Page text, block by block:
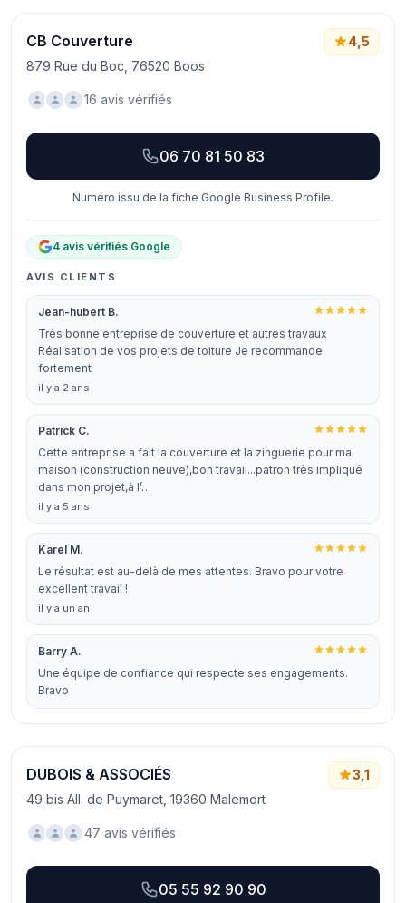
CB Couverture
879 Rue du Boc, 76520 Boos
4,5
16 avis vérifiés
06 70 81 50 83
Numéro issu de la fiche Google Business Profile.
4 avis vérifiés Google
AVIS CLIENTS
Jean-hubert B.
Très bonne entreprise de couverture et autres travaux
Réalisation de vos projets de toiture Je recommande
fortement
il y a 2 ans
Patrick C.
Cette entreprise a fait la couverture et la zinguerie pour ma
maison (construction neuve),bon travail...patron très impliqué
dans mon projet,à l’…
il y a 5 ans
Karel M.
Le résultat est au-delà de mes attentes. Bravo pour votre
excellent travail !
il y a un an
Barry A.
Une équipe de confiance qui respecte ses engagements.
Bravo
DUBOIS & ASSOCIÉS
49 bis All. de Puymaret, 19360 Malemort
3,1
47 avis vérifiés
05 55 92 90 90